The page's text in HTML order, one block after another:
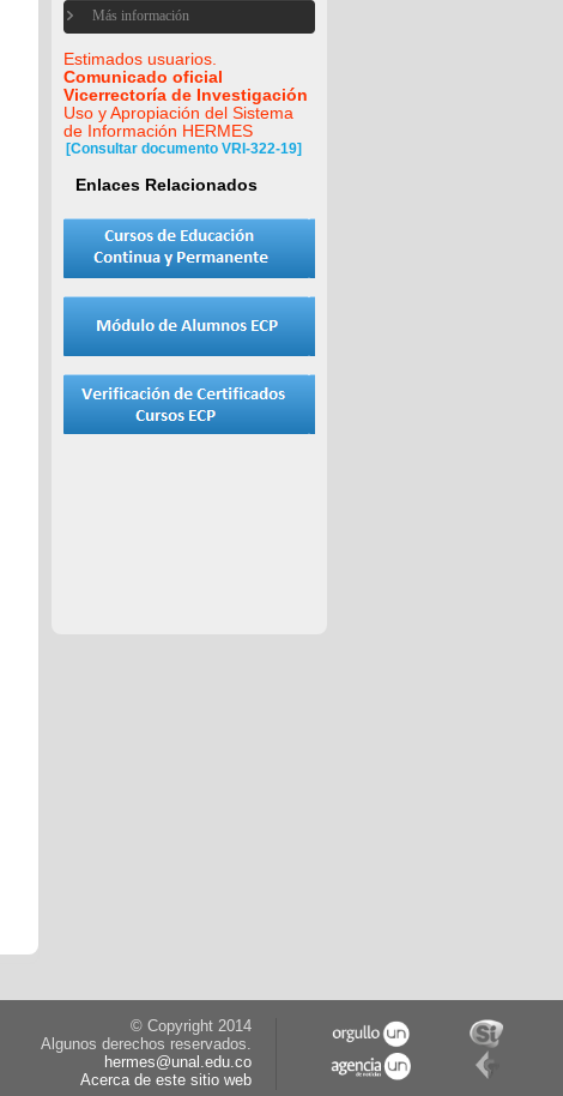
Más información
Estimados usuarios.
Comunicado oficial
Vicerrectoría de Investigación
Uso y Apropiación del Sistema
de Información HERMES
[Consultar documento VRI-322-19]
Enlaces Relacionados
© Copyright 2014
Algunos derechos reservados.
hermes@unal.edu.co
Acerca de este sitio web